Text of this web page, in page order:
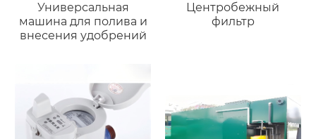
Универсальная
машина для полива и
внесения удобрений
Центробежный
фильтр